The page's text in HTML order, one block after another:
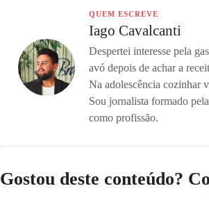
QUEM ESCREVE
Iago Cavalcanti
Despertei interesse pela
avó depois de achar a
Na adolescência cozinhar
Sou jornalista formado
como profissão.
Gostou deste conteúdo?